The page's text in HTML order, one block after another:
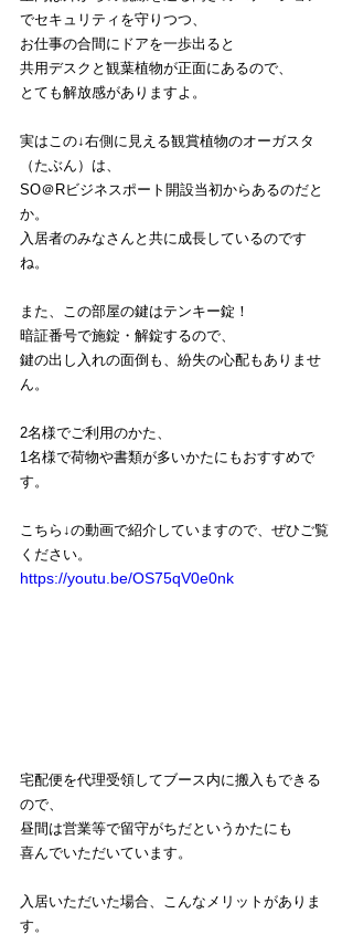
でセキュリティを守りつつ、
お仕事の合間にドアを一歩出ると
共用デスクと観葉植物が正面にあるので、
とても解放感がありますよ。
実はこの↓右側に見える観賞植物のオーガスタ
（たぶん）は、
SO＠Rビジネスポート開設当初からあるのだと
か。
入居者のみなさんと共に成長しているのです
ね。
また、この部屋の鍵はテンキー錠！
暗証番号で施錠・解錠するので、
鍵の出し入れの面倒も、紛失の心配もありませ
ん。
2名様でご利用のかた、
1名様で荷物や書類が多いかたにもおすすめで
す。
こちら↓の動画で紹介していますので、ぜひご覧
ください。
https://youtu.be/OS75qV0e0nk
宅配便を代理受領してブース内に搬入もできる
ので、
昼間は営業等で留守がちだというかたにも
喜んでいただいています。
入居いただいた場合、こんなメリットがありま
す。